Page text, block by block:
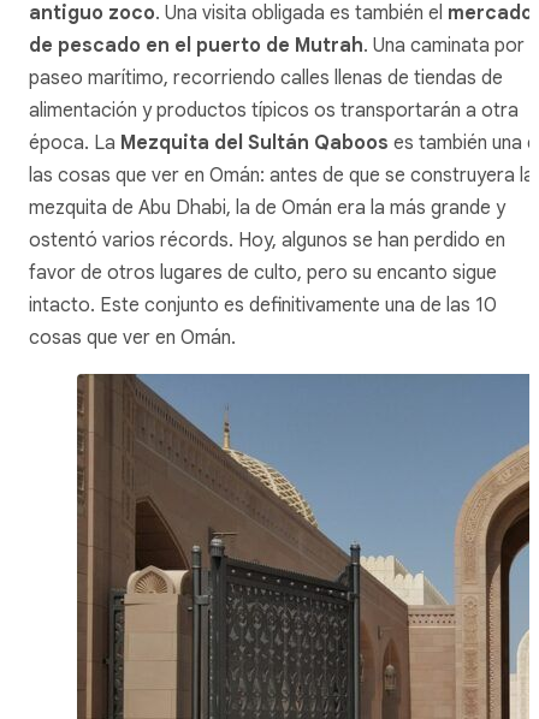
antiguo zoco. Una visita obligada es también el mercado
de pescado en el puerto de Mutrah. Una caminata por
paseo marítimo, recorriendo calles llenas de tiendas de
alimentación y productos típicos os transportarán a otra
época. La Mezquita del Sultán Qaboos es también una
las cosas que ver en Omán: antes de que se construyera la
mezquita de Abu Dhabi, la de Omán era la más grande y
ostentó varios récords. Hoy, algunos se han perdido en
favor de otros lugares de culto, pero su encanto sigue
intacto. Este conjunto es definitivamente una de las 10
cosas que ver en Omán.